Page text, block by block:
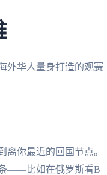
外华人量身打造的观赛
你最近的回国节点。
条——比如在俄罗斯看B